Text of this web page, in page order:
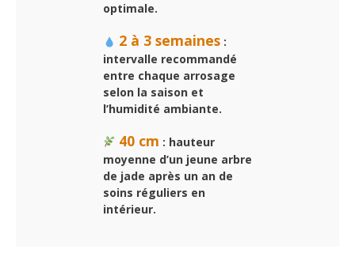
optimale.
2 à 3 semaines:
intervalle recommandé
entre chaque arrosage
selon la saison et
l’humidité ambiante.
40 cm : hauteur
moyenne d’un jeune arbre
de jade après un an de
soins réguliers en
intérieur.